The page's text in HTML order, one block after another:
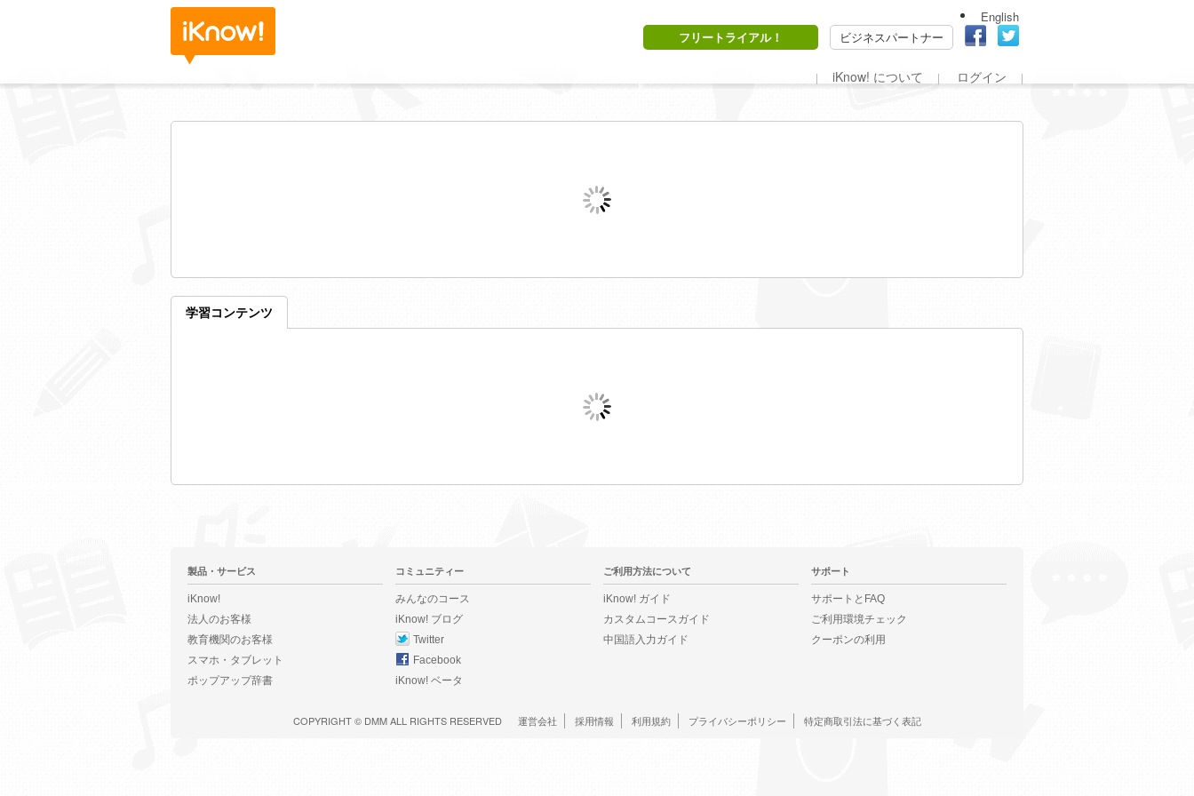
English
フリートライアル！
ビジネスパートナー
iKnow! について ログイン
学習コンテンツ
製品・サービス
iKnow!
法人のお客様
教育機関のお客様
スマホ・タブレット
ポップアップ辞書
コミュニティー
みんなのコース
iKnow! ブログ
Twitter
Facebook
iKnow! ベータ
ご利用方法について
iKnow! ガイド
カスタムコースガイド
中国語入力ガイド
サポート
サポートとFAQ
ご利用環境チェック
クーポンの利用
COPYRIGHT © DMMALL RIGHTS RESERVED 運営会社 採用情報 利用規約 プライバシーポリシー 特定商取引法に基づく表記